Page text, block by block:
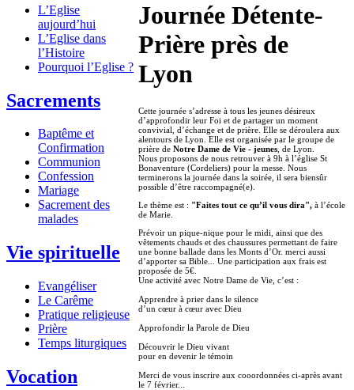
L’Eglise
aujourd’hui
L’Eglise dans
l’Histoire
Pourquoi l’Eglise ?
Sacrements
Baptême et
Confirmation
Communion
Confession
Mariage
Sacrement des
malades
Vie spirituelle
Evangéliser
Le Carême
Pratique religieuse
Prière
Temps liturgiques
Vocation
Journée Détente-
Prière près de
Lyon
Cette journée s’adresse à tous les jeunes désireux
d’approfondir leur Foi et de partager un moment
convivial, d’échange et de prière. Elle se déroulera aux
alentours de Lyon. Elle est organisée par le groupe de
prière de Notre Dame de Vie - jeunes , de Lyon.
Nous proposons de nous retrouver à 9h à l’église St
Bonaventure (Cordeliers) pour la messe. Nous
terminerons la journée dans la soirée, il sera biensûr
possible d’être raccompagné(e).
Le thème est : "Faites tout ce qu’il vous dira", à l’école
de Marie.
Prévoir un pique-nique pour le midi, ainsi que des
vêtements chauds et des chaussures permettant de faire
une bonne ballade dans les Monts d’Or. merci aussi
d’apporter sa Bible... Une participation aux frais est
proposée de 5€.
Une activité avec Notre Dame de Vie, c’est :
Apprendre à prier dans le silence
d’un cœur à cœur avec Dieu
Approfondir la Parole de Dieu
Découvrir le Dieu vivant
pour en devenir le témoin
Merci de vous inscrire aux cooordonnées ci-après avant
le 7 février...